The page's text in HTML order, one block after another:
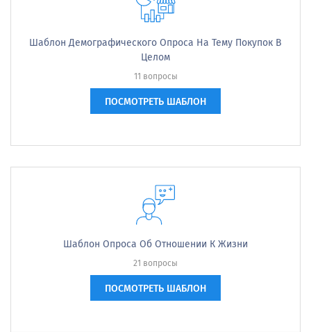
Шаблон Демографического Опроса На Тему Покупок В
Целом
11 вопросы
ПОСМОТРЕТЬ ШАБЛОН
Шаблон Опроса Об Отношении К Жизни
21 вопросы
ПОСМОТРЕТЬ ШАБЛОН